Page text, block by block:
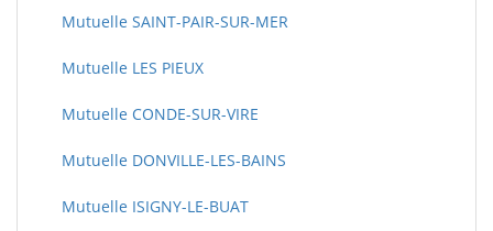
Mutuelle SAINT-PAIR-SUR-MER
Mutuelle LES PIEUX
Mutuelle CONDE-SUR-VIRE
Mutuelle DONVILLE-LES-BAINS
Mutuelle ISIGNY-LE-BUAT